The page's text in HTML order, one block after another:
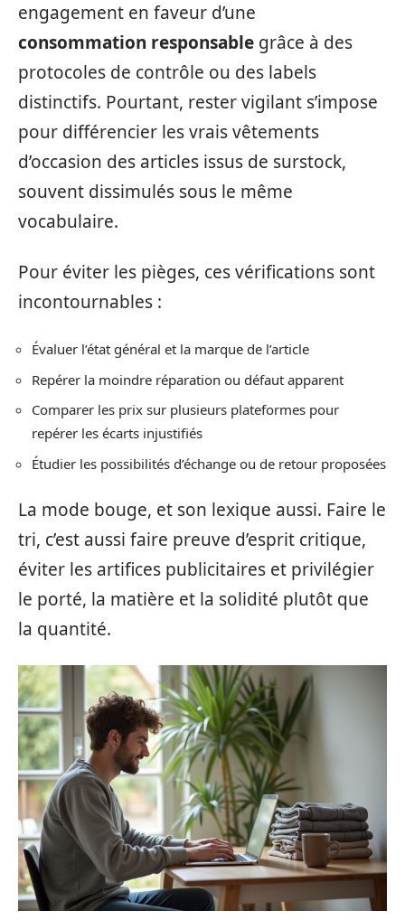
engagement en faveur d’une
consommation responsable grâce à des
protocoles de contrôle ou des labels
distinctifs. Pourtant, rester vigilant s’impose
pour différencier les vrais vêtements
d’occasion des articles issus de surstock,
souvent dissimulés sous le même
vocabulaire.
Pour éviter les pièges, ces vérifications sont
incontournables :
Évaluer l’état général et la marque de l’article
Repérer la moindre réparation ou défaut apparent
Comparer les prix sur plusieurs plateformes pour
repérer les écarts injustifiés
Étudier les possibilités d’échange ou de retour proposées
La mode bouge, et son lexique aussi. Faire le
tri, c’est aussi faire preuve d’esprit critique,
éviter les artifices publicitaires et privilégier
le porté, la matière et la solidité plutôt que
la quantité.